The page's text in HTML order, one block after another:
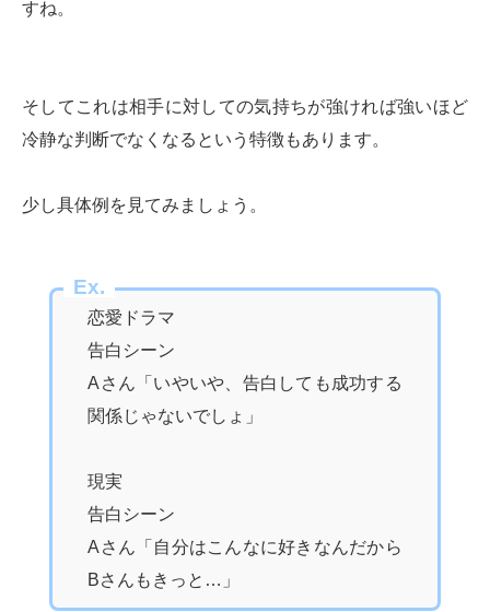
すね。
そしてこれは相手に対しての気持ちが強ければ強いほど
冷静な判断でなくなるという特徴もあります。
少し具体例を見てみましょう。
Ex.
恋愛ドラマ
告白シーン
Aさん「いやいや、告白しても成功する
関係じゃないでしょ」
現実
告白シーン
Aさん「自分はこんなに好きなんだから
Bさんもきっと…」